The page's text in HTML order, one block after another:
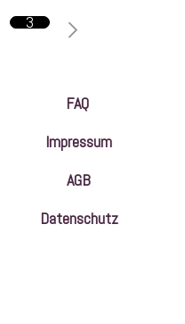
3
FAQ
Impressum
AGB
Datenschutz